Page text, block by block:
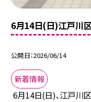
6月14日(日)江戸川
公開日 2026/06/14
新着情報
6月14日(日)、江戸川